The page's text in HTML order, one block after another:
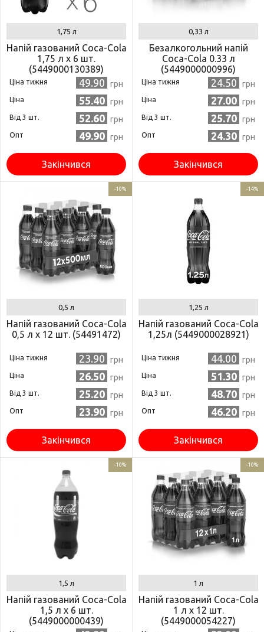
1,75 л
Напій газований Coca-Сola
1,75 л x 6 шт.
(5449000130389)
Ціна тижня 49.90 грн
Ціна 55.40 грн
Від 3 шт. 52.60 грн
Опт 49.90 грн
Закінчився
0,33 л
Безалкогольний напій
Coca-Cola 0.33 л
(5449000000996)
Ціна тижня 24.50 грн
Ціна 27.00 грн
Від 3 шт. 25.70 грн
Опт 24.30 грн
Закінчився
-10%
0,5 л
Напій газований Coca-Сola
0,5 л x 12 шт. (54491472)
Ціна тижня 23.90 грн
Ціна 26.50 грн
Від 3 шт. 25.20 грн
Опт 23.90 грн
Закінчився
-14%
1,25 л
Напій газований Coca-Cola
1,25л (5449000028921)
Ціна тижня 44.00 грн
Ціна 51.30 грн
Від 3 шт. 48.70 грн
Опт 46.20 грн
Закінчився
-10%
1,5 л
Напій газований Coca-Сola
1,5 л x 6 шт.
(5449000000439)
-10%
1 л
Напій газований Coca-Сola
1 л x 12 шт.
(5449000054227)